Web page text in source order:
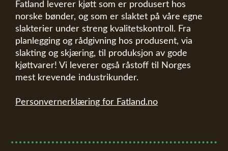
Fatland leverer kjøtt som er produsert hos
norske bønder, og som er slaktet på våre egne
slakterier under streng kvalitetskontroll. Fra
planlegging og rådgivning hos produsent, via
slakting og skjæring, til produksjon av gode
kjøttvarer! Vi leverer også råstoff til Norges
mest krevende industrikunder.
Personvernerklæring for Fatland.no